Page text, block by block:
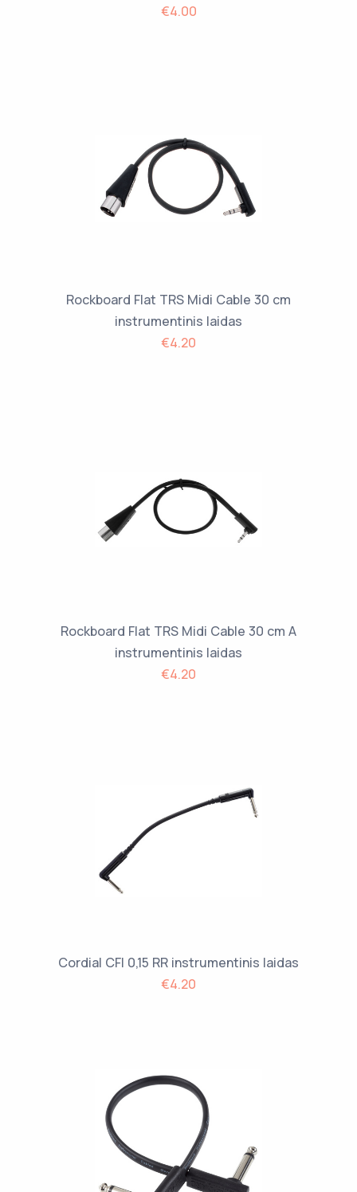
€4.00
Rockboard Flat TRS Midi Cable 30 cm
instrumentinis laidas
€4.20
Rockboard Flat TRS Midi Cable 30 cm A
instrumentinis laidas
€4.20
Cordial CFI 0,15 RR instrumentinis laidas
€4.20